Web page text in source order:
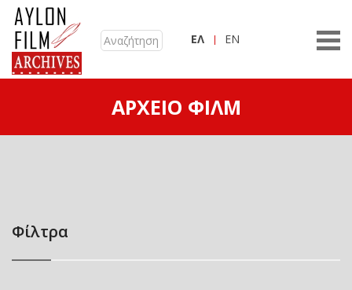
ΕΛ EN
ΑΡΧΕΊΟ ΦΙΛΜ
Φίλτρα